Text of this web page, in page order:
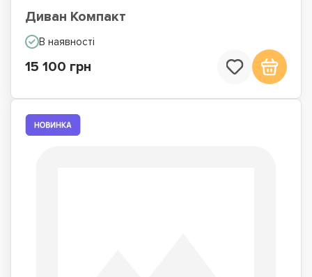
Диван Компакт
В наявності
15 100 грн